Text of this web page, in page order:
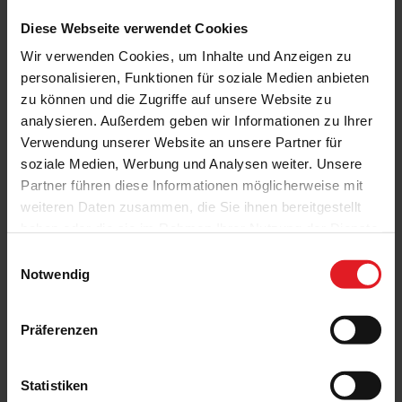
Diese Webseite verwendet Cookies
Wir verwenden Cookies, um Inhalte und Anzeigen zu
personalisieren, Funktionen für soziale Medien anbieten
zu können und die Zugriffe auf unsere Website zu
analysieren. Außerdem geben wir Informationen zu Ihrer
Verwendung unserer Website an unsere Partner für
soziale Medien, Werbung und Analysen weiter. Unsere
Partner führen diese Informationen möglicherweise mit
weiteren Daten zusammen, die Sie ihnen bereitgestellt
Notwendig
Präferenzen
Statistiken
und schlägt den Eindringling in die Flucht. Als zusätzliche
Funktion meldet sich SenSigna in der Funktion als
Hinderniserkennung mit verminderter Lautstärke, falls die
Außenjalousie beim Herunterfahren zum Beispiel auf einen Stein
fahren würde.
Neben der Funktionalität überzeugt das SenSigna als Preisträger
des iF Design Awards 2022 in der Kategorie „Product – Building
Technology“ auch im Design.
Sie interessieren sich für ein Außenjalousie-System oder möchten
SenSigna als Zusatzausstattung an!